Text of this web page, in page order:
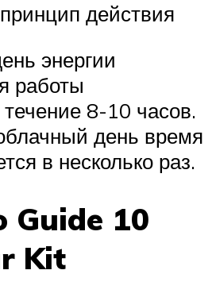
действия
энергии
работы
8-10 часов.
день время
в несколько раз.
Guide 10
Kit